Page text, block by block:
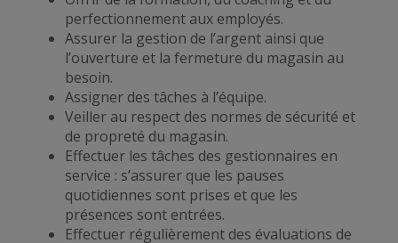
perfectionnement aux employés.
Assurer la gestion de l’argent ainsi que
l’ouverture et la fermeture du magasin au
besoin.
Assigner des tâches à l’équipe.
Veiller au respect des normes de sécurité et
de propreté du magasin.
Effectuer les tâches des gestionnaires en
service : s’assurer que les pauses
quotidiennes sont prises et que les
présences sont entrées.
Effectuer régulièrement des évaluations de